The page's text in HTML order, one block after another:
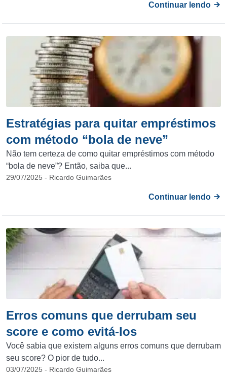
Continuar lendo
Estratégias para quitar empréstimos
com método “bola de neve”
Não tem certeza de como quitar empréstimos com método
“bola de neve”? Então, saiba que...
29/07/2025 - Ricardo Guimarães
Continuar lendo
Erros comuns que derrubam seu
score e como evitá-los
Você sabia que existem alguns erros comuns que derrubam
seu score? O pior de tudo...
03/07/2025 - Ricardo Guimarães